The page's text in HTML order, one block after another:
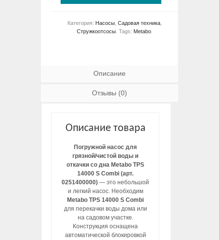
Категория: Насосы, Садовая техника,
Стружкоотсосы. Tags: Metabo.
Описание
Отзывы (0)
Описание товара
Погружной насос для
грязной/чистой воды и
откачки со дна Metabo TPS
14000 S Combi (арт.
0251400000) — это небольшой
и легкий насос. Необходим
Metabo TPS 14000 S Combi
для перекачки воды дома или
на садовом участке.
Конструкция оснащена
автоматической блокировкой